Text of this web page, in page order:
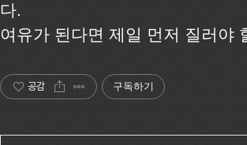
다.
여유가 된다면 제일 먼저 질러야
공감 구독하기